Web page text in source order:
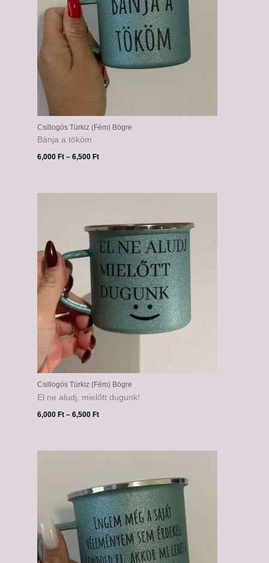
Csillogós Türkiz (Fém) Bögre
Bánja a tököm
6,000 Ft – 6,500 Ft
Csillogós Türkiz (Fém) Bögre
El ne aludj, mielőtt dugunk!
6,000 Ft – 6,500 Ft